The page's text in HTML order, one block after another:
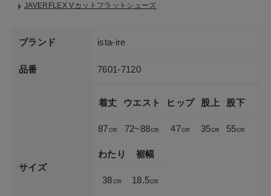
JAVERFLEX Vカットフラットシューズ
ブランド ista-ire
品番 7601-7120
サイズ
着丈
87㎝
ウエスト
72~88㎝
ヒップ
47㎝
股上
35㎝
股下
55㎝
わたり
38㎝
裾幅
18.5㎝